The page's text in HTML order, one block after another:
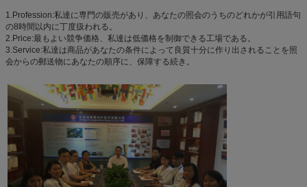
1.Profession:私達に専門の販売があり、あなたの照会のうちのどれかが引用語句
の8時間以内に丁度扱われる。
2.Price:最もよい競争価格、私達は低価格を制御できる工場である。
3.Service:私達は商品があなたの条件によって良質十分に作り出されることを照
会からの郵送物にあなたの順序に、保障する続き。